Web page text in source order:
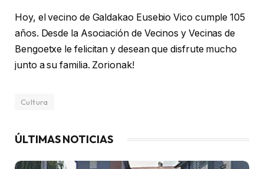
Hoy, el vecino de Galdakao Eusebio Vico cumple 105
años. Desde la Asociación de Vecinos y Vecinas de
Bengoetxe le felicitan y desean que disfrute mucho
junto a su familia. Zorionak!
Cultura
ÚLTIMAS NOTICIAS